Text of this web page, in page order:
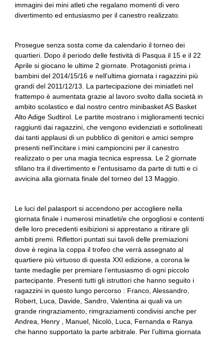
immagini dei mini atleti che regalano momenti di vero
divertimento ed entusiasmo per il canestro realizzato.
Prosegue senza sosta come da calendario il torneo dei
quartieri. Dopo il periodo delle festività di Pasqua il 15 e il 22
Aprile si giocano le ultime 2 giornate. Protagonisti prima i
bambini del 2014/15/16 e nell’ultima giornata i ragazzini più
grandi del 2011/12/13. La partecipazione dei miniatleti nel
frattempo è aumentata grazie al lavoro svolto dalla società in
ambito scolastico e dal nostro centro minibasket AS Basket
Alto Adige Sudtirol. Le partite mostrano i miglioramenti tecnici
raggiunti dai ragazzini, che vengono evidenziati e sottolineati
dai tanti applausi di un pubblico di genitori e amici sempre
presenti nell’incitare i mini campioncini per il canestro
realizzato o per una magia tecnica espressa. Le 2 giornate
sfilano tra il divertimento e l’entusisamo da parte di tutti e ci
avvicina alla giornata finale del torneo del 13 Maggio.
Le luci del palasport si accendono per accogliere nella
giornata finale i numerosi minatleti/e che orgogliosi e contenti
delle loro precedenti esibizioni si apprestano a ritirare gli
ambiti premi. Riflettori puntati sui tavoli delle premiazioni
dove è regina la coppa il trofeo che verrà assegnato al
quartiere più virtuoso di questa XXI edizione, a corona le
tante medaglie per premiare l’entusiasmo di ogni piccolo
partecipante. Presenti tutti gli istruttori che hanno seguito i
ragazzini in questo lungo percorso : Franco, Alessandro,
Robert, Luca, Davide, Sandro, Valentina ai quali va un
grande ringraziamento, rimgraziamenti condivisi anche per
Andrea, Henry , Manuel, Nicolò, Luca, Fernanda e Ranya
che hanno supportato la parte arbitrale. Per l’ultima giornata